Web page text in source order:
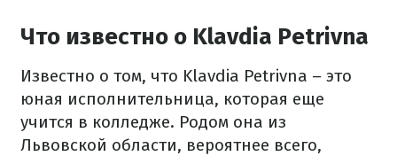
Что известно о Klavdia Petrivna
Известно о том, что Klavdia Petrivna – это
юная исполнительница, которая еще
учится в колледже. Родом она из
Львовской области, вероятнее всего,